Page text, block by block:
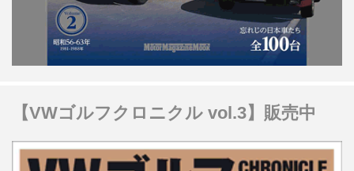
【VWゴルフクロニクル vol.3】販売中